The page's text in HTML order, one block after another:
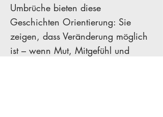
Umbrüche bieten diese
Geschichten Orientierung: Sie
zeigen, dass Veränderung möglich
ist – wenn Mut, Mitgefühl und